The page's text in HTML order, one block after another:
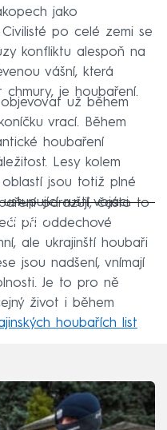
jako
po celé zemi se
konfliktu alespoň na
vášní, která
chmury, je houbaření.
už během
vrací. Během
houbaření
Lesy kolem
oblastí jsou totiž plné
ruští vojáci.
fetch
odrazují, často to
při oddechové
ale ukrajinští houbaři
jsou nadšení, vnímají
Je to pro ně
život i během
houbařích list